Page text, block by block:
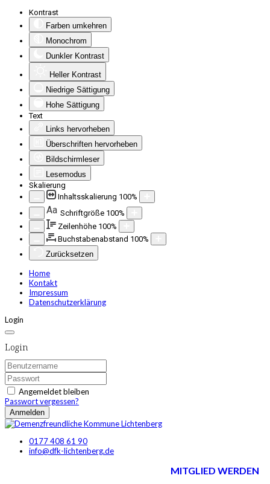
Kontrast
Farben umkehren
Monochrom
Dunkler Kontrast
Heller Kontrast
Niedrige Sättigung
Hohe Sättigung
Text
Links hervorheben
Überschriften hervorheben
Bildschirmleser
Lesemodus
Skalierung
Inhaltsskalierung 100%
Aa Schriftgröße 100%
Zeilenhöhe 100%
Buchstabenabstand 100%
Zurücksetzen
Home
Kontakt
Impressum
Datenschutzerklärung
Login
Login
Angemeldet bleiben
Passwort vergessen?
Anmelden
0177 408 61 90
info@dfk-lichtenberg.de
MITGLIED WERDEN